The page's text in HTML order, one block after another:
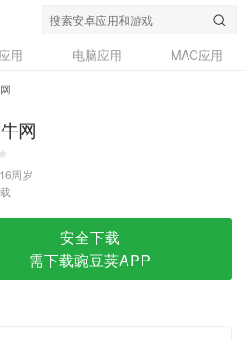
用 电脑应用
MAC应用
网
周岁
安全下载
需下载豌豆荚APP